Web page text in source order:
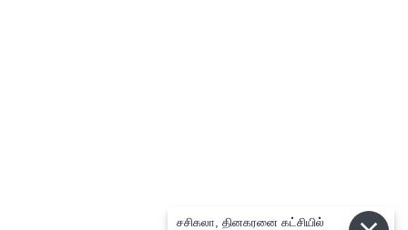
சசிகலா, தினகரனை கட்சியில்